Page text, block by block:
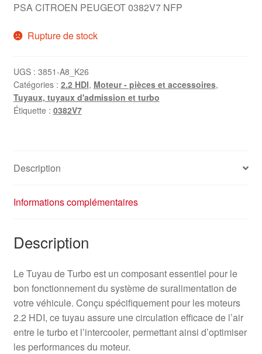
PSA CITROEN PEUGEOT 0382V7 NFP
Rupture de stock
UGS : 3851-A8_K26
Catégories : 2.2 HDI, Moteur - pièces et accessoires,
Tuyaux, tuyaux d'admission et turbo
Étiquette : 0382V7
Description
Informations complémentaires
Description
Le Tuyau de Turbo est un composant essentiel pour le
bon fonctionnement du système de suralimentation de
votre véhicule. Conçu spécifiquement pour les moteurs
2.2 HDI, ce tuyau assure une circulation efficace de l’air
entre le turbo et l’intercooler, permettant ainsi d’optimiser
les performances du moteur.